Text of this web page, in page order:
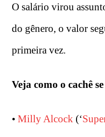
O salário virou
do gênero, o valor
primeira vez.
Veja como o cachê
• Milly Alcock (‘